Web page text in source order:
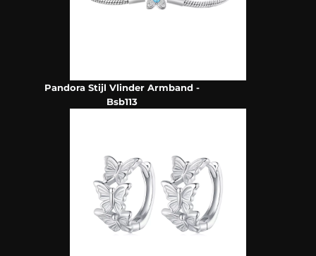
Pandora Stijl Vlinder Armband -
Bsb113